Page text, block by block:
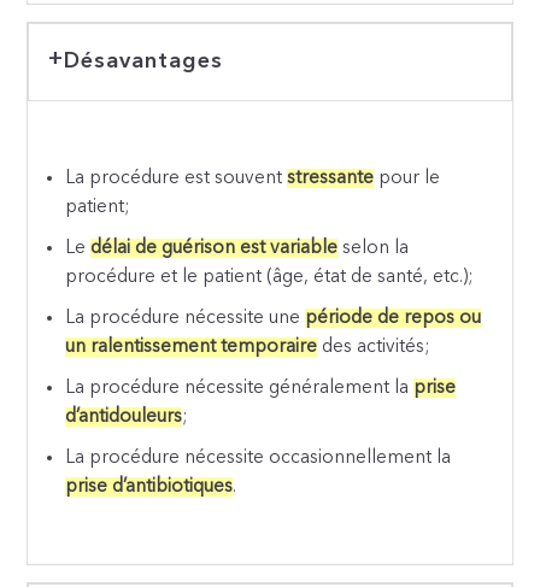
Désavantages
La procédure est souventstressante pour le
patient;
Ledélai de guérison est variable selon la
procédure et le patient (âge, état de santé, etc.);
La procédure nécessite une période de repos ou
un ralentissement temporaire des activités;
La procédure nécessite généralement la prise
d’antidouleurs;
La procédure nécessite occasionnellement la
prise d’antibiotiques.